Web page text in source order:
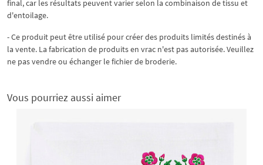
final, car les résultats peuvent varier selon la combinaison de tissu et
d'entoilage.
- Ce produit peut être utilisé pour créer des produits limités destinés à
la vente. La fabrication de produits en vrac n'est pas autorisée. Veuillez
ne pas vendre ou échanger le fichier de broderie.
Vous pourriez aussi aimer